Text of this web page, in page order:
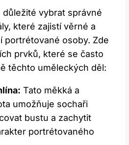
vybrat správné
které zajistí věrné a
portrétované osoby. Zde
prvků, které se často
těchto uměleckých děl:
Tato měkká a
umožňuje sochaři
bustu a zachytit
portrétovaného